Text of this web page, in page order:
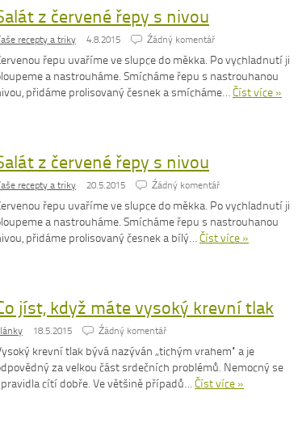
z červené řepy s nivou
recepty a triky 4.8.2015 Źádný komentář
řepu uvaříme ve slupce do měkka. Po vychladnutí ji
a nastrouháme. Smícháme řepu s nastrouhanou
přidáme prolisovaný česnek a smícháme…Číst více »
z červené řepy s nivou
recepty a triky 20.5.2015 Źádný komentář
řepu uvaříme ve slupce do měkka. Po vychladnutí ji
a nastrouháme. Smícháme řepu s nastrouhanou
přidáme prolisovaný česnek a bílý…Číst více »
jíst, když máte vysoký krevní tlak
18.5.2015 Źádný komentář
krevní tlak bývá nazýván „tichým vrahem“ a je
za velkou část srdečních problémů. Nemocný se
cítí dobře. Ve většině případů…Číst více »